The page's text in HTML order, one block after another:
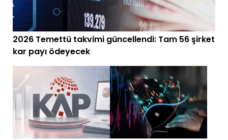
2026 Temettü takvimi güncellendi: Tam 56 şirket
kar payı ödeyecek